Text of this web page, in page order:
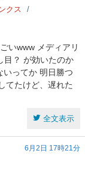
クス
いwww メディアリ
目？ が効いたのか
いってか 明日勝つ
てたけど、遅れた
全文表示
6月2日 17時21分